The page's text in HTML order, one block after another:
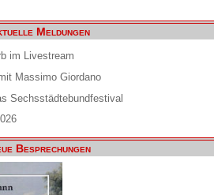
Meldungen
im Livestream
Massimo Giordano
Sechsstädtebundfestival
Besprechungen